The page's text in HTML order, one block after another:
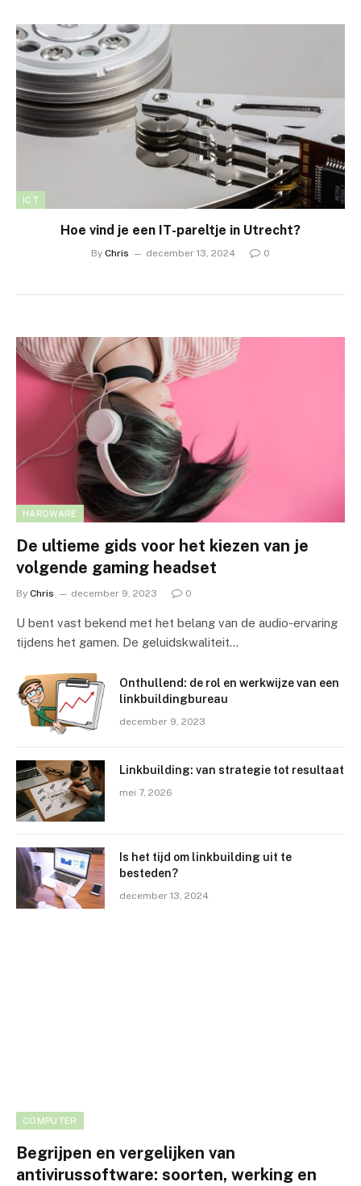
ICT
Hoe vind je een IT-pareltje in Utrecht?
By Chris december 13, 2024 0
HARDWARE
De ultieme gids voor het kiezen van je
volgende gaming headset
By Chris december 9, 2023 0
U bent vast bekend met het belang van de audio-ervaring
tijdens het gamen. De geluidskwaliteit…
Onthullend: de rol en werkwijze van een
linkbuildingbureau
december 9, 2023
Linkbuilding: van strategie tot resultaat
mei 7, 2026
Is het tijd om linkbuilding uit te
besteden?
december 13, 2024
COMPUTER
Begrijpen en vergelijken van
antivirussoftware: soorten, werking en